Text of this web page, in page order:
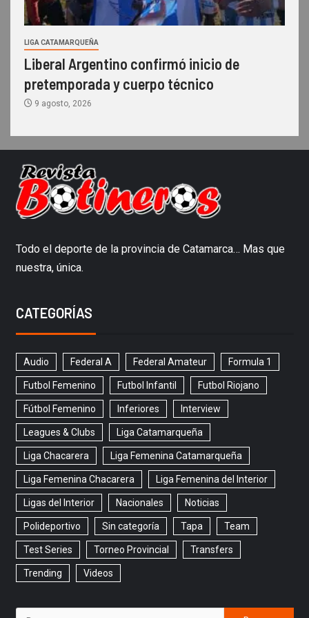
LIGA CATAMARQUEÑA
Liberal Argentino confirmó inicio de
pretemporada y cuerpo técnico
9 agosto, 2026
Todo el deporte de la provincia de Catamarca… Mas que
nuestra, única.
CATEGORÍAS
Audio Federal A Federal Amateur Formula 1
Futbol Femenino Futbol Infantil Futbol Riojano
Fútbol Femenino Inferiores Interview
Leagues & Clubs Liga Catamarqueña
Liga Chacarera Liga Femenina Catamarqueña
Liga Femenina Chacarera Liga Femenina del Interior
Ligas del Interior Nacionales Noticias
Polideportivo Sin categoría Tapa Team
Test Series Torneo Provincial Transfers
Trending Videos